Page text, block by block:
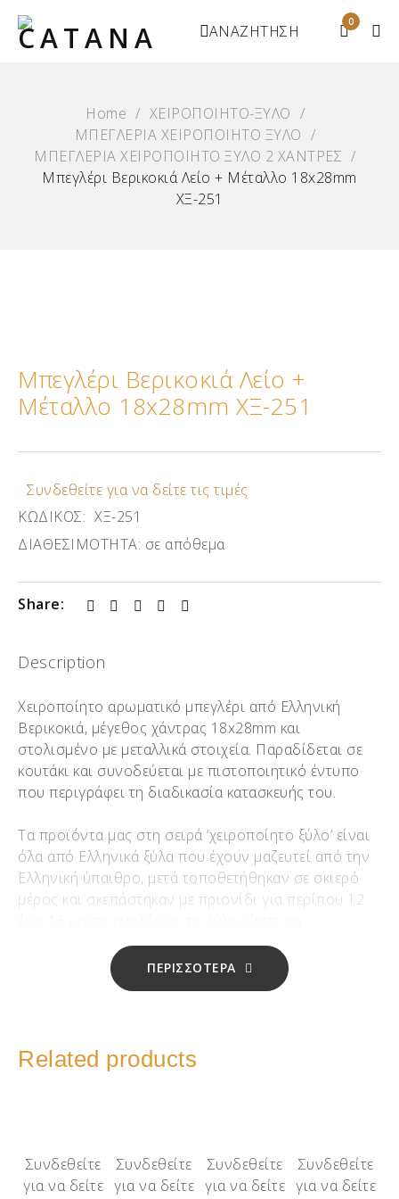
0
ΑΝΑΖΗΤΗΣΗ
Home / ΧΕΙΡΟΠΟΙΗΤΟ-ΞΥΛΟ /
ΜΠΕΓΛΕΡΙΑ ΧΕΙΡΟΠΟΙΗΤΟ ΞΥΛΟ /
ΜΠΕΓΛΕΡΙΑ ΧΕΙΡΟΠΟΙΗΤΟ ΞΥΛΟ 2 XΑΝΤΡΕΣ /
Μπεγλέρι Βερικοκιά Λείο + Μέταλλο 18x28mm
ΧΞ-251
Μπεγλέρι Βερικοκιά Λείο +
Μέταλλο 18x28mm ΧΞ-251
Συνδεθείτε για να δείτε τις τιμές
ΚΩΔΙΚΟΣ: ΧΞ-251
ΔΙΑΘΕΣΙΜΟΤΗΤΑ: σε απόθεμα
Share:
Description
Χειροποίητο αρωματικό μπεγλέρι από Ελληνική
Βερικοκιά, μέγεθος χάντρας 18x28mm και
στολισμένο με μεταλλικά στοιχεία. Παραδίδεται σε
κουτάκι και συνοδεύεται με πιστοποιητικό έντυπο
που περιγράφει τη διαδικασία κατασκευής του.
Τα προϊόντα μας στη σειρά ‘χειροποίητο ξύλο’ είναι
όλα από Ελληνικά ξύλα που έχουν μαζευτεί από την
Ελληνική ύπαιθρο, μετά τοποθετήθηκαν σε σκιερό
μέρος και σκεπάστηκαν με πριονίδι για περίπου 12
αποβάλουν κάθε ίχνος υγρασίας!!!
Μετά αρχίζει το τεμάχισμα και η χειροποίητη
σχήμα, προχωράμε στο φινίρισμα, αυτό σημαίνει 5
‘χέρια’ με διαφορετικό νούμερο γυαλόχαρτου και
Το δέσιμο μπορεί να είναι με απλό μέταλλο ή με
ασήμι 925 αναλόγως την επιθυμία σας,με επιπλέον
ΠΕΡΙΣΣΟΤΕΡΑ
Related products
Συνδεθείτε
για να δείτε
Συνδεθείτε
για να δείτε
Συνδεθείτε
για να δείτε
Συνδεθείτε
για να δείτε